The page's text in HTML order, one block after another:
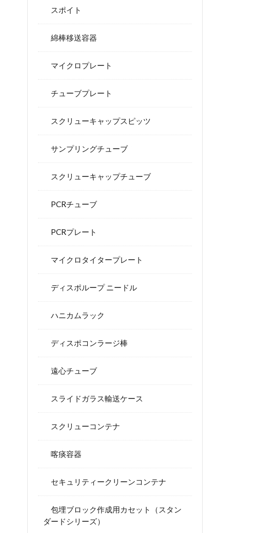
スポイト
綿棒移送容器
マイクロプレート
チューブプレート
スクリューキャップスピッツ
サンプリングチューブ
スクリューキャップチューブ
PCRチューブ
PCRプレート
マイクロタイタープレート
ディスポループ ニードル
ハニカムラック
ディスポコンラージ棒
遠心チューブ
スライドガラス輸送ケース
スクリューコンテナ
喀痰容器
セキュリティークリーンコンテナ
包埋ブロック作成用カセット（スタン
ダードシリーズ）